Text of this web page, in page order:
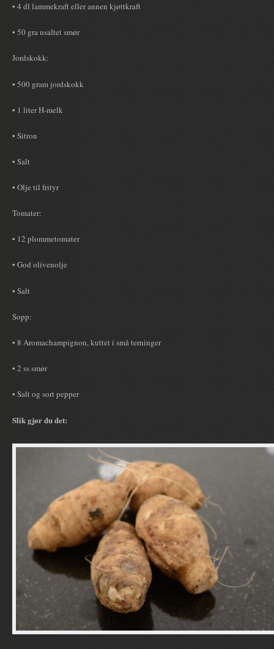
• 4 dl lammekraft eller annen kjøttkraft
• 50 gra usaltet smør
Jordskokk:
• 500 gram jordskokk
• 1 liter H-melk
• Sitron
• Salt
• Olje til frityr
Tomater:
• 12 plommetomater
• God olivenolje
• Salt
Sopp:
• 8 Aromachampignon, kuttet i små terninger
• 2 ss smør
• Salt og sort pepper
Slik gjør du det: